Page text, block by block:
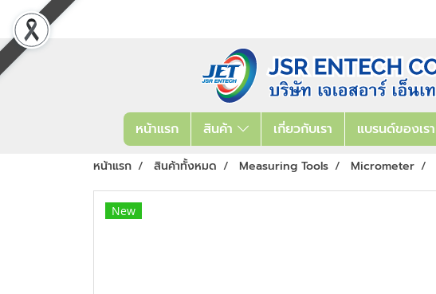
หน้าแรก สินค้า เกี่ยวกับเรา แบรนด์ของเรา
หน้าแรก สินค้าทั้งหมด Measuring Tools Micrometer
New